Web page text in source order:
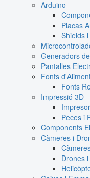
Arduino
Placas
Shields
Generadors
Pantalles
Fonts
Fonts
Impressió 3D
Peces i
Components
Càmeres i
Drones